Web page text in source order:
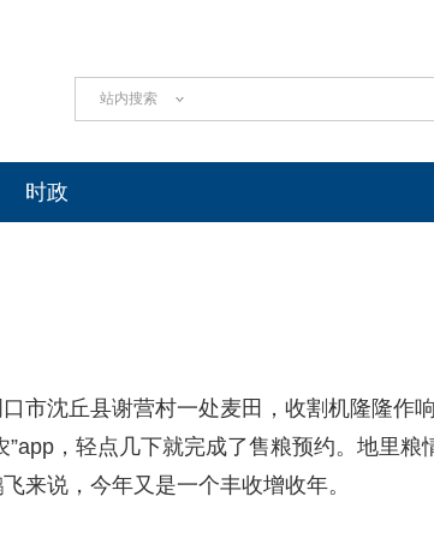
站内搜索
时政
市沈丘县谢营村一处麦田，收割机隆隆作
，轻点几下就完成了售粮预约。地里粮
来说，今年又是一个丰收增收年。